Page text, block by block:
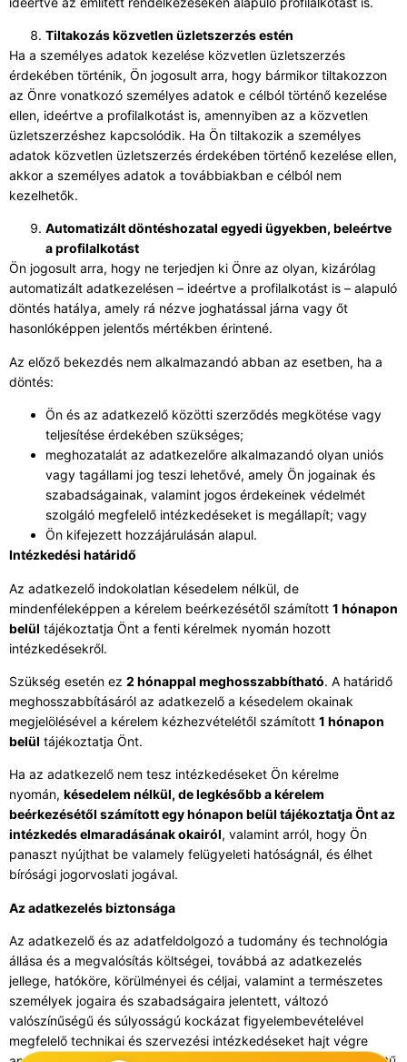
Tiltakozás közvetlen üzletszerzés estén
Ha a személyes adatok kezelése közvetlen üzletszerzés
érdekében történik, Ön jogosult arra, hogy bármikor tiltakozzon
az Önre vonatkozó személyes adatok e célból történő kezelése
ellen, ideértve a profilalkotást is, amennyiben az a közvetlen
üzletszerzéshez kapcsolódik. Ha Ön tiltakozik a személyes
adatok közvetlen üzletszerzés érdekében történő kezelése ellen,
akkor a személyes adatok a továbbiakban e célból nem
kezelhetők.
Automatizált döntéshozatal egyedi ügyekben, beleértve
a profilalkotást
Ön jogosult arra, hogy ne terjedjen ki Önre az olyan, kizárólag
automatizált adatkezelésen – ideértve a profilalkotást is – alapuló
döntés hatálya, amely rá nézve joghatással járna vagy őt
hasonlóképpen jelentős mértékben érintené.
Az előző bekezdés nem alkalmazandó abban az esetben, ha a
döntés:
Ön és az adatkezelő közötti szerződés megkötése vagy
teljesítése érdekében szükséges;
meghozatalát az adatkezelőre alkalmazandó olyan uniós
vagy tagállami jog teszi lehetővé, amely Ön jogainak és
szabadságainak, valamint jogos érdekeinek védelmét
szolgáló megfelelő intézkedéseket is megállapít; vagy
Ön kifejezett hozzájárulásán alapul.
Intézkedési határidő
Az adatkezelő indokolatlan késedelem nélkül, de
mindenféleképpen a kérelem beérkezésétől számított 1 hónapon
belül tájékoztatja Önt a fenti kérelmek nyomán hozott
intézkedésekről.
Szükség esetén ez 2 hónappal meghosszabbítható. A határidő
meghosszabbításáról az adatkezelő a késedelem okainak
megjelölésével a kérelem kézhezvételétől számított 1 hónapon
belül tájékoztatja Önt.
Ha az adatkezelő nem tesz intézkedéseket Ön kérelme
nyomán, késedelem nélkül, de legkésőbb a kérelem
beérkezésétől számított egy hónapon belül tájékoztatja Önt az
intézkedés elmaradásának okairól, valamint arról, hogy Ön
panaszt nyújthat be valamely felügyeleti hatóságnál, és élhet
bírósági jogorvoslati jogával.
Az adatkezelés biztonsága
Az adatkezelő és az adatfeldolgozó a tudomány és technológia
állása és a megvalósítás költségei, továbbá az adatkezelés
jellege, hatóköre, körülményei és céljai, valamint a természetes
személyek jogaira és szabadságaira jelentett, változó
valószínűségű és súlyosságú kockázat figyelembevételével
megfelelő technikai és szervezési intézkedéseket hajt végre